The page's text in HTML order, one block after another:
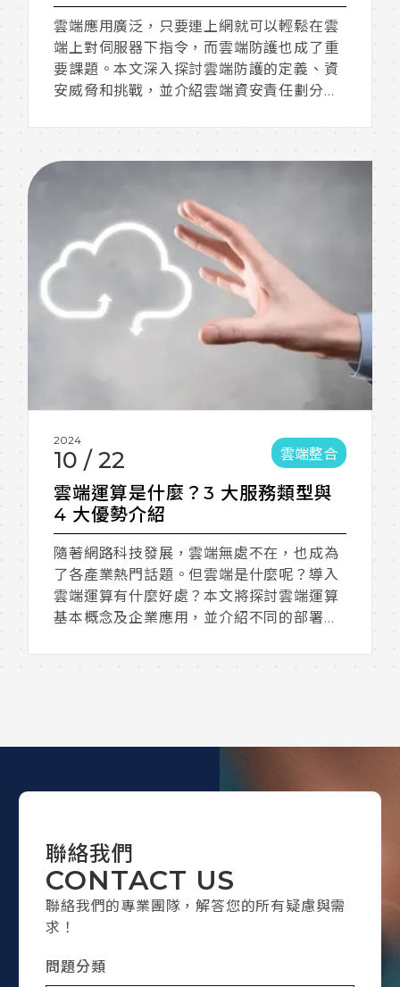
雲端應用廣泛，只要連上網就可以輕鬆在雲
端上對伺服器下指令，而雲端防護也成了重
要課題。本文深入探討雲端防護的定義、資
安威脅和挑戰，並介紹雲端資安責任劃分，
2024
10/ 22 雲端整合
雲端運算是什麼？3 大服務類型與
4 大優勢介紹
隨著網路科技發展，雲端無處不在，也成為
了各產業熱門話題。但雲端是什麼呢？導入
雲端運算有什麼好處？本文將探討雲端運算
基本概念及企業應用，並介紹不同的部署方
聯絡我們
CONTACT US
聯絡我們的專業團隊，解答您的所有疑慮與需
求！
問題分類